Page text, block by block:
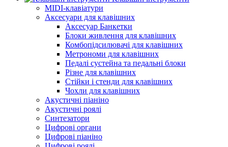
MIDI-клавіатури
Аксесуари для клавішних
Аксесуар Банкетки
Блоки живлення для клавішних
Комбопідсилювачі для клавішних
Метрономи для клавішних
Педалі сустейна та педальні блоки
Різне для клавішних
Стійки і стенди для клавішних
Чохли для клавішних
Акустичні піаніно
Акустичні роялі
Синтезатори
Цифрові органи
Цифрові піаніно